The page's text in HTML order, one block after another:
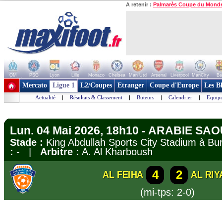
A retenir : Palmarès Coupe du
OM PSG Lyon Lille Monaco Chelsea Man Utd Arsenal Liverpool ManCity
+ de clubs
Mercato Ligue 1 L2/Coupes Etranger Coupe d'Europe Les
Actualité | Résultats & Classement | Buteurs | Calendrier |
Lun. 04 Mai 2026, 18h10 - ARABIE
Stade : King Abdullah Sports City Stadium à
: - | Arbitre : A. Al Kharboush
AL FEIHA 4 2
AL
(mi-tps: 2-0)